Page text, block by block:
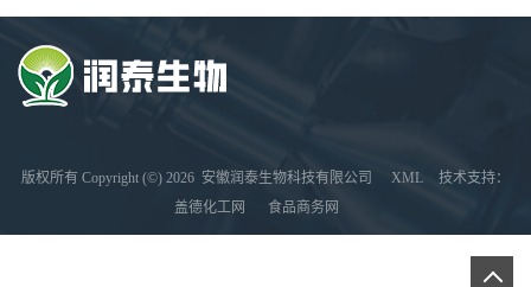
版权所有 Copyright (©) 2026 安徽润泰生物科技有限公司 XML
技术支持：
盖德化工网
食品商务网